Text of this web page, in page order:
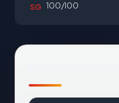
SG 100/100